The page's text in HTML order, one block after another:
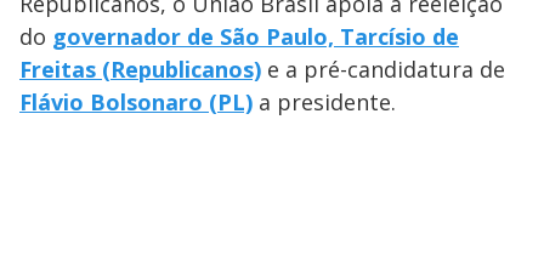
do governador de São Paulo, Tarcísio de
Freitas (Republicanos) e a pré-candidatura de
Flávio Bolsonaro (PL) a presidente.